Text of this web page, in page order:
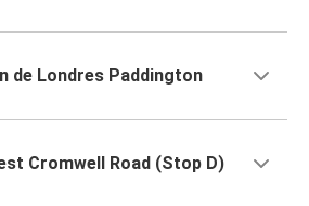
de Londres Paddington
Cromwell Road (Stop D)